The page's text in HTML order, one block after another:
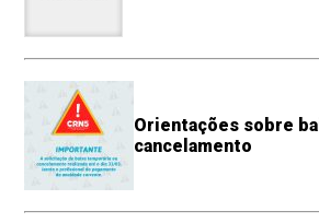
Orientações sobre
cancelamento